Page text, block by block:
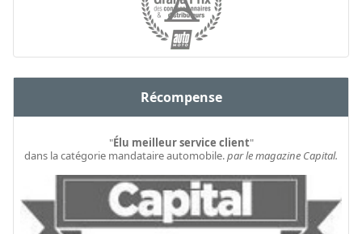
Récompense
"Élu meilleur service client"
dans la catégorie mandataire automobile.par le magazine Capital.